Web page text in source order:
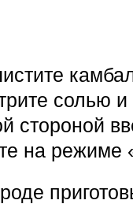
солью
стороной
на режиме